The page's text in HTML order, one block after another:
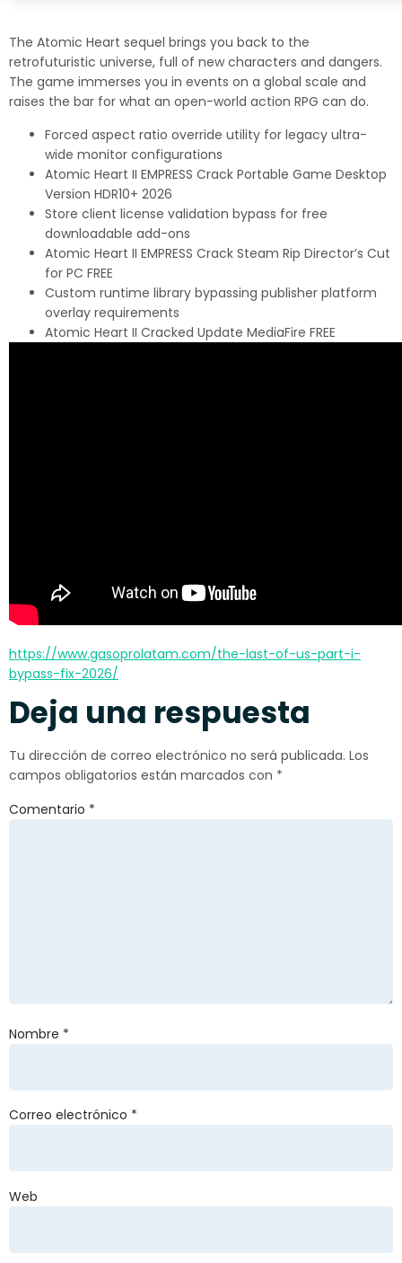
The Atomic Heart sequel brings you back to the
retrofuturistic universe, full of new characters and dangers.
The game immerses you in events on a global scale and
raises the bar for what an open-world action RPG can do.
Forced aspect ratio override utility for legacy ultra-
wide monitor configurations
Atomic Heart II EMPRESS Crack Portable Game Desktop
Version HDR10+ 2026
Store client license validation bypass for free
downloadable add-ons
Atomic Heart II EMPRESS Crack Steam Rip Director’s Cut
for PC FREE
Custom runtime library bypassing publisher platform
overlay requirements
Atomic Heart II Cracked Update MediaFire FREE
https://www.gasoprolatam.com/the-last-of-us-part-i-
bypass-fix-2026/
Deja una respuesta
Tu dirección de correo electrónico no será publicada. Los
campos obligatorios están marcados con *
Comentario *
Nombre *
Correo electrónico *
Web